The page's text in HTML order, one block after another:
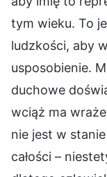
tym wieku. To
ludzkości, aby
usposobienie.
duchowe
wciąż ma
nie jest w
całości –